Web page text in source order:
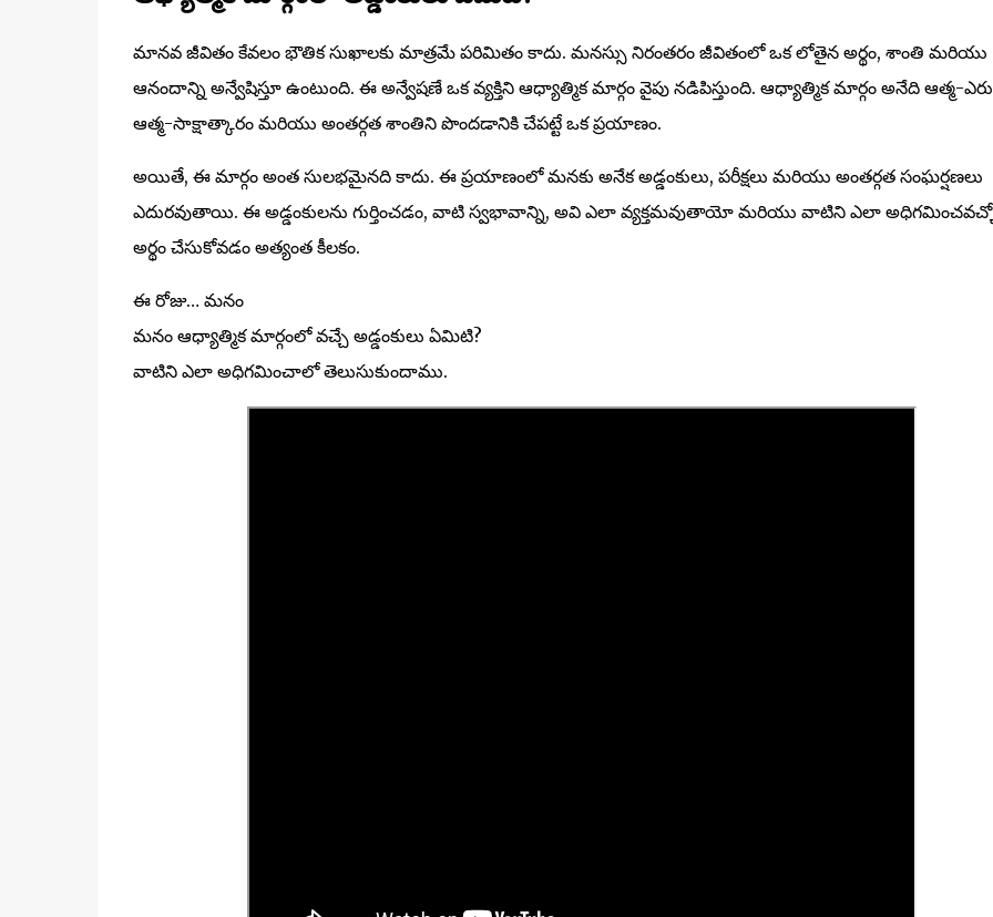
మానవ జీవితం కేవలం భౌతిక సుఖాలకు మాత్రమే పరిమితం కాదు. మనస్సు నిరంతరం జీవితంలో ఒక లోతైన అర్థం, శాంతి మరియు
ఆనందాన్ని అన్వేషిస్తూ ఉంటుంది. ఈ అన్వేషణే ఒక వ్యక్తిని ఆధ్యాత్మిక మార్గం వైపు నడిపిస్తుంది. ఆధ్యాత్మిక మార్గం అనేది ఆత్మ-
ఆత్మ-సాక్షాత్కారం మరియు అంతర్గత శాంతిని పొందడానికి చేపట్టే ఒక ప్రయాణం.
అయితే, ఈ మార్గం అంత సులభమైనది కాదు. ఈ ప్రయాణంలో మనకు అనేక అడ్డంకులు, పరీక్షలు మరియు అంతర్గత సంఘర్షణలు
ఎదురవుతాయి. ఈ అడ్డంకులను గుర్తించడం, వాటి స్వభావాన్ని, అవి ఎలా వ్యక్తమవుతాయో మరియు వాటిని ఎలా
అర్థం చేసుకోవడం అత్యంత కీలకం.
ఈ రోజు… మనం
మనం ఆధ్యాత్మిక మార్గంలో వచ్చే అడ్డంకులు ఏమిటి?
వాటిని ఎలా అధిగమించాలో తెలుసుకుందాము.